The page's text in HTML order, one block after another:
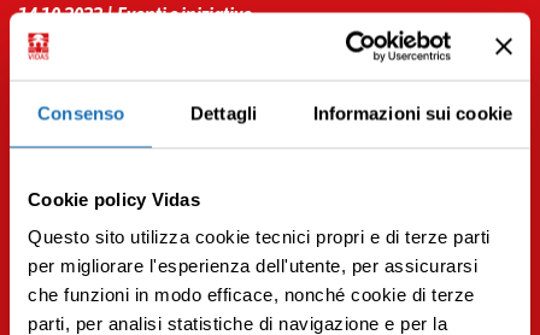
Consenso Dettagli Informazioni sui cookie
Cookie policy Vidas
Questo sito utilizza cookie tecnici propri e di terze parti
per migliorare l'esperienza dell'utente, per assicurarsi
che funzioni in modo efficace, nonché cookie di terze
parti, per analisi statistiche di navigazione e per la
14.10.2022 | Eventi e iniziative
Un cappello per una buona causa
Leggi tutto